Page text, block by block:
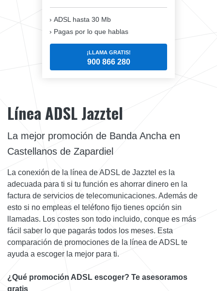
ADSL hasta 30 Mb
Pagas por lo que hablas
¡LLAMA GRATIS!
900 866 280
Línea ADSL Jazztel
La mejor promoción de Banda Ancha en
Castellanos de Zapardiel
La conexión de la línea de ADSL de Jazztel es la
adecuada para ti si tu función es ahorrar dinero en la
factura de servicios de telecomunicaciones. Además de
esto si no empleas el teléfono fijo tienes opción sin
llamadas. Los costes son todo incluido, conque es más
fácil saber lo que pagarás todos los meses. Esta
comparación de promociones de la línea de ADSL te
ayuda a escoger la mejor para ti.
¿Qué promoción ADSL escoger? Te asesoramos
gratis